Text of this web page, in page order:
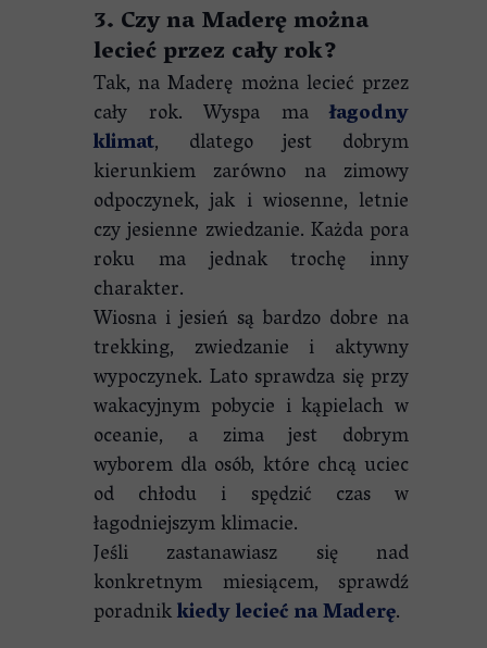
3. Czy na Maderę można
lecieć przez cały rok?
Tak, na Maderę można lecieć przez
cały rok. Wyspa małagodny
klimat, dlatego jest dobrym
kierunkiem zarówno na zimowy
odpoczynek, jak i wiosenne, letnie
czy jesienne zwiedzanie. Każda pora
roku ma jednak trochę inny
charakter.
Wiosna i jesień są bardzo dobre na
trekking, zwiedzanie i aktywny
wypoczynek. Lato sprawdza się przy
wakacyjnym pobycie i kąpielach w
oceanie, a zima jest dobrym
wyborem dla osób, które chcą uciec
od chłodu i spędzić czas w
łagodniejszym klimacie.
Jeśli zastanawiasz się nad
konkretnym miesiącem, sprawdź
poradnikkiedy lecieć na Maderę.